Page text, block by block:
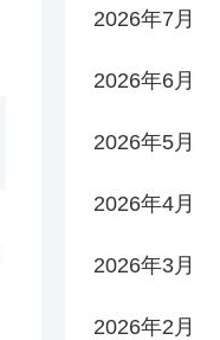
2026年7月
2026年6月
2026年5月
2026年4月
2026年3月
2026年2月